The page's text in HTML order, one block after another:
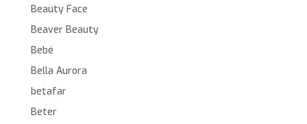
Beauty Face
Beaver Beauty
Bebé
Bella Aurora
betafar
Beter